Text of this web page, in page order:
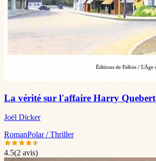
La vérité sur l'affaire Harry Quebert
Joël Dicker
RomanPolar / Thriller
4.5(2 avis)